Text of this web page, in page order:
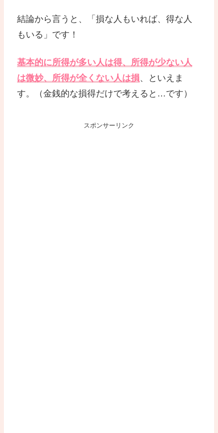
結論から言うと、「損な人もいれば、得な人
もいる」です！
基本的に所得が多い人は得、所得が少ない人
は微妙、所得が全くない人は損、といえま
す。（金銭的な損得だけで考えると…です）
スポンサーリンク